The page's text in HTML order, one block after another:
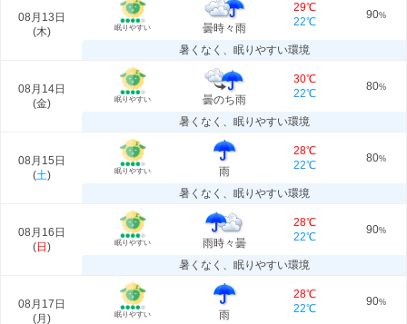
08月13日
(木) 眠りやすい 曇時々雨
29℃
22℃
90%
暑くなく、眠りやすい環境
08月14日
(金) 眠りやすい 曇のち雨
30℃
22℃
80%
暑くなく、眠りやすい環境
08月15日
(土) 眠りやすい 雨
28℃
22℃
80%
暑くなく、眠りやすい環境
08月16日
(日 ) 眠りやすい 雨時々曇
28℃
22℃
90%
暑くなく、眠りやすい環境
08月17日
(月 ) 眠りやすい 雨
28℃
22℃
90%